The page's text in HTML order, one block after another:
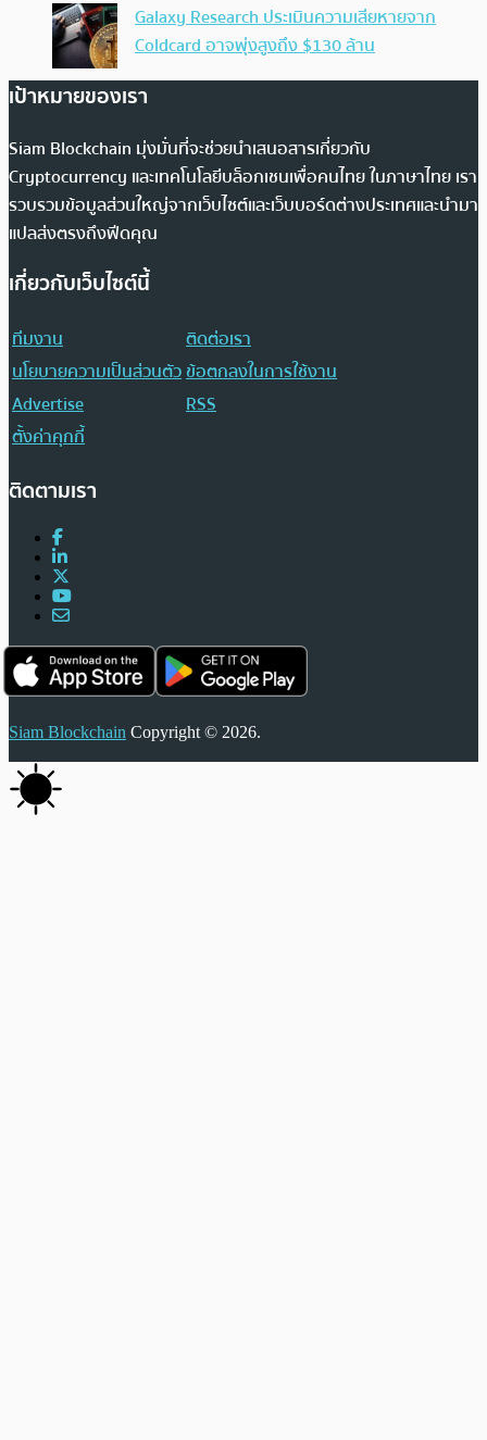
Galaxy Research ประเมินความเสียหายจาก
Coldcard อาจพุ่งสูงถึง $130 ล้าน
เป้าหมายของเรา
Siam Blockchain มุ่งมั่นที่จะช่วยนำเสนอสารเกี่ยวกับ
Cryptocurrency และเทคโนโลยีบล็อกเชนเพื่อคนไทย ในภาษาไทย เรา
รวบรวมข้อมูลส่วนใหญ่จากเว็บไซต์และเว็บบอร์ดต่างประเทศและนำมา
แปลส่งตรงถึงฟีดคุณ
เกี่ยวกับเว็บไซต์นี้
ทีมงาน
ติดต่อเรา
นโยบายความเป็นส่วนตัวข้อตกลงในการใช้งาน
Advertise
RSS
ตั้งค่าคุกกี้
ติดตามเรา
Siam Blockchain Copyright © 2026.